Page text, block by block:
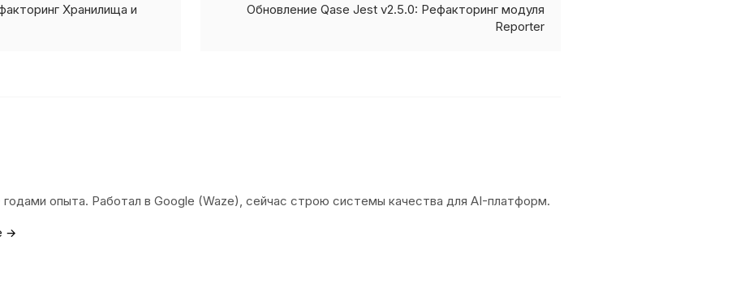
Хранилища и
Обновление Qase Jest v2.5.0: Рефакторинг модуля
Reporter
годами опыта. Работал в Google (Waze), сейчас строю системы качества для AI-платформ.
→